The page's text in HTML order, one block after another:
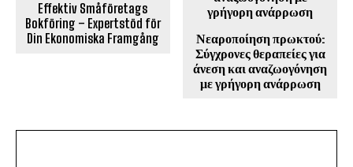
Effektiv Småföretags
Bokföring – Expertstöd för
Din Ekonomiska Framgång
Νεαροποίηση πρωκτού:
Σύγχρονες θεραπείες για
άνεση και αναζωογόνηση
με γρήγορη ανάρρωση